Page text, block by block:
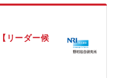
ーザー企業へのヒアリング活動
要件や課題の調査顧客要求の
市場ニーズを起点とした新規
概念実証）テーマの企画推
ーカーおよびOEM向け提案活
の探索顧客への材料評価提案
び関係構築■事業戦略業務・中
リーダー候